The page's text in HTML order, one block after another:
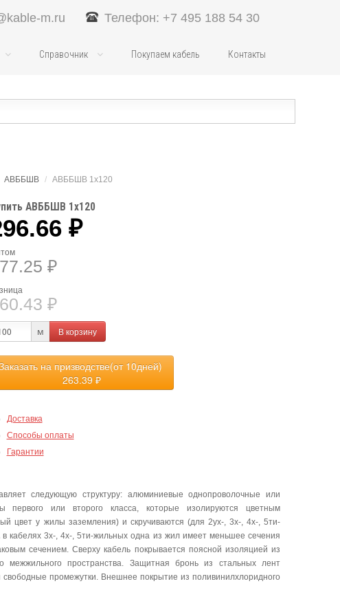
m.ru Телефон: +7 495 188 54 30
Справочник Покупаем кабель Контакты
АВББШВ / АВББШВ 1х120
АВББШВ 1х120
₽
₽
₽
м В корзину
на призводстве(от 10дней)
263.39 ₽
Доставка
Способы оплаты
Гарантии
следующую структуру: алюминиевые однопроволочные или
или второго класса, которые изолируются цветным
цвет у жилы заземления) и скручиваются (для 2ух-, 3х-, 4х-, 5ти-
3х-, 4х-, 5ти-жильных одна из жил имеет меньшее сечения
сечением. Сверху кабель покрывается поясной изоляцией из
межжильного пространства. Защитная бронь из стальных лент
промежутки. Внешнее покрытие из поливинилхлоридного